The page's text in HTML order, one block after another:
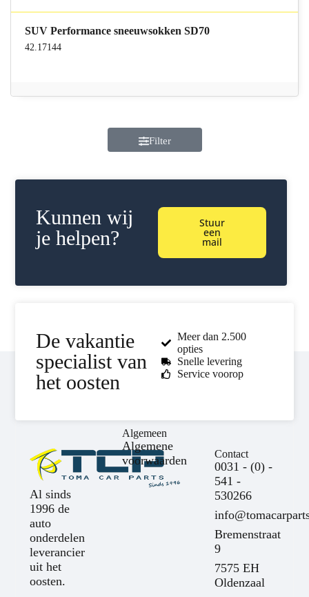
SUV Performance sneeuwsokken SD70
42.17144
Filter
Kunnen wij
je helpen?
Stuur
een
mail
De vakantie
specialist van
het oosten
Meer dan 2.500
opties
Snelle levering
Service voorop
Al sinds
1996 de
auto
onderdelen
leverancier
uit het
oosten.
Algemeen
Algemene
voorwaarden
Contact
0031 - (0) -
541 -
530266
Bremenstraat
9
7575 EH
Oldenzaal